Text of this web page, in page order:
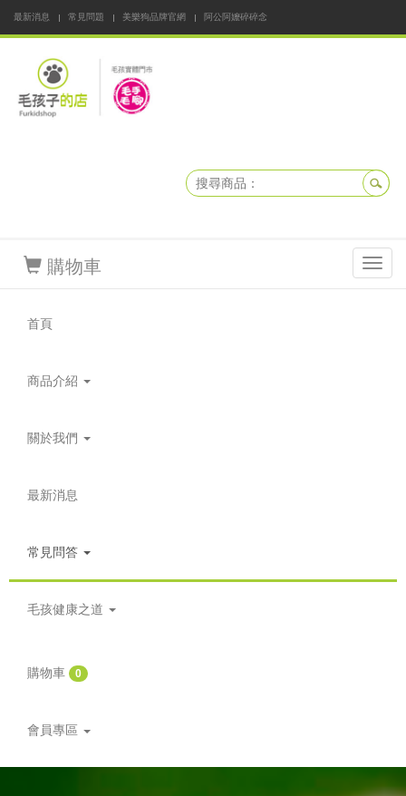
最新消息 常見問題 美樂狗品牌官網
阿公阿嬤碎碎念
購物車
首頁
商品介紹
關於我們
最新消息
常見問答
毛孩健康之道
購物車 0
會員專區